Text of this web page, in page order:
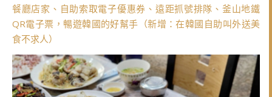
餐廳店家、自助索取電子優惠券、遠距抓號排隊、釜山地鐵
QR電子票，暢遊韓國的好幫手（新增：在韓國自助叫外送美
食不求人）